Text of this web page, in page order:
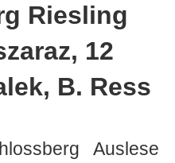
Riesling
12
B. Ress
Auslese